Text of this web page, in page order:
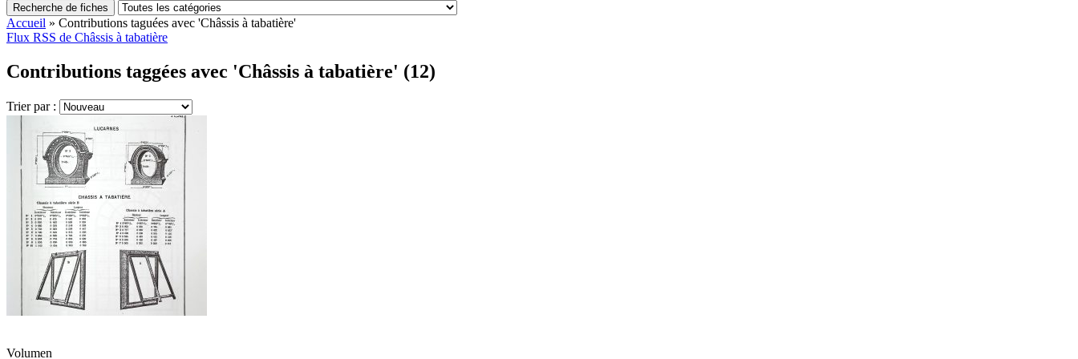
Recherche de fiches
Accueil » Contributions taguées avec 'Châssis à tabatière'
Flux RSS de Châssis à tabatière
Contributions taggées avec 'Châssis à tabatière' (12)
Trier par :
Volumen